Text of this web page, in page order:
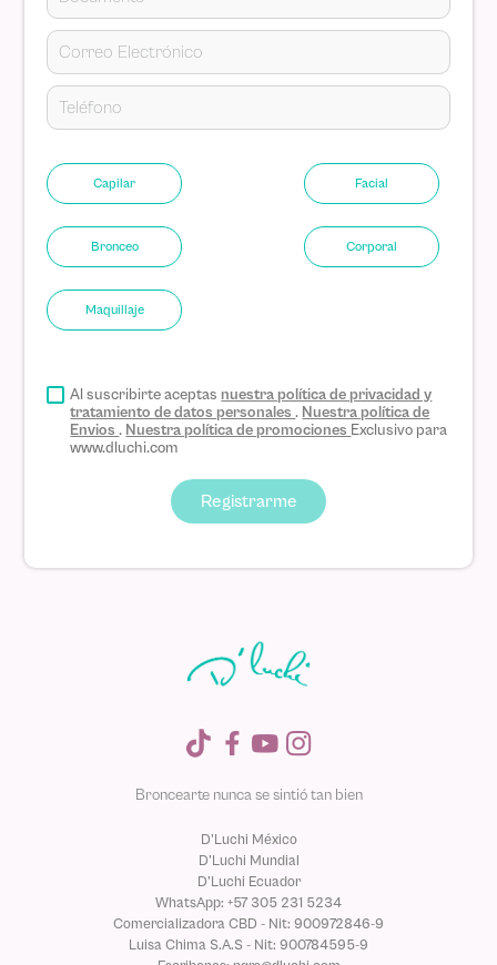
Capilar Facial
Bronceo Corporal
Maquillaje
Al suscribirte aceptas nuestra política de privacidad y
tratamiento de datos personales. Nuestra política de
Envios. Nuestra política de promociones Exclusivo para
www.dluchi.com
Registrarme
Broncearte nunca se sintió tan bien
D'Luchi México
D'Luchi Mundial
D'Luchi Ecuador
WhatsApp: +57 305 231 5234
Comercializadora CBD - Nit: 900972846-9
Luisa Chima S.A.S - Nit: 900784595-9